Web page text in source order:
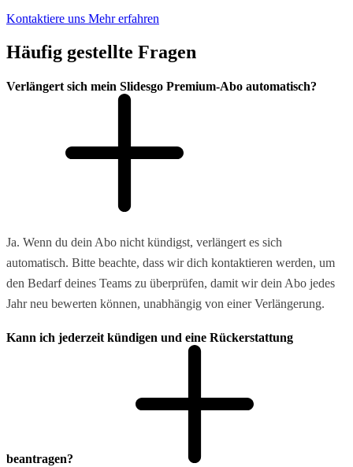
Kontaktiere uns Mehr erfahren
Häufig gestellte Fragen
Verlängert sich mein Slidesgo Premium-Abo automatisch?
Ja. Wenn du dein Abo nicht kündigst, verlängert es sich
automatisch. Bitte beachte, dass wir dich kontaktieren werden, um
den Bedarf deines Teams zu überprüfen, damit wir dein Abo jedes
Jahr neu bewerten können, unabhängig von einer Verlängerung.
Kann ich jederzeit kündigen und eine Rückerstattung
beantragen?